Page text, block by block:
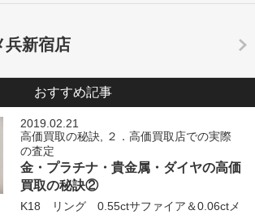
兵新宿店
おすすめ記事
2019.02.21
高価買取の秘訣
２．高価買取店での実際
の査定
金・プラチナ・貴金属・ダイヤの高価
買取の秘訣②
K18 リング 0.55ctサファイア＆0.06ctメ